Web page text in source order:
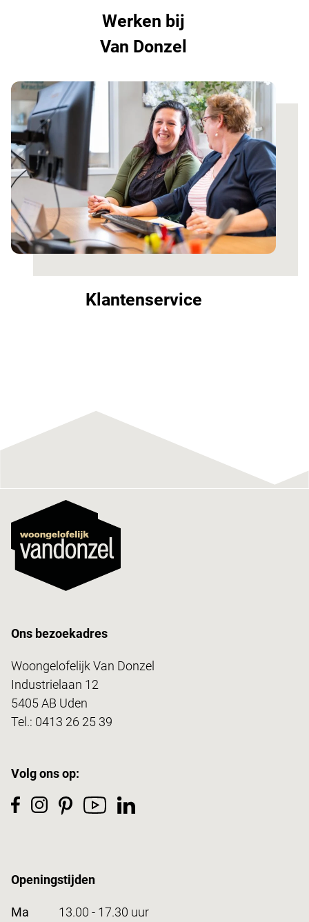
Werken bij
Van Donzel
Klantenservice
Ons bezoekadres
Woongelofelijk Van Donzel
Industrielaan 12
5405 AB Uden
Tel.: 0413 26 25 39
Volg ons op:
Openingstijden
Ma
13.00 - 17.30 uur